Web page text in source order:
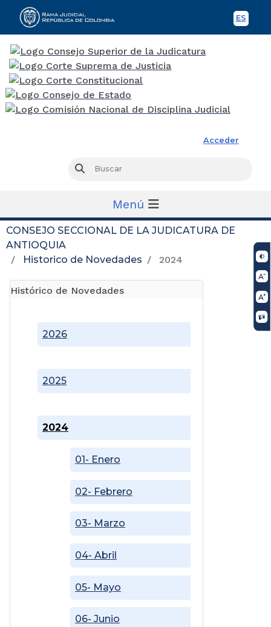
ES
Acceder
Buscar
Menú
CONSEJO SECCIONAL DE LA JUDICATURA DE
ANTIOQUIA
Historico de Novedades
2024
Histórico de Novedades
2024
01- Enero
02- Febrero
03- Marzo
04- Abril
05- Mayo
06- Junio
2025
2026